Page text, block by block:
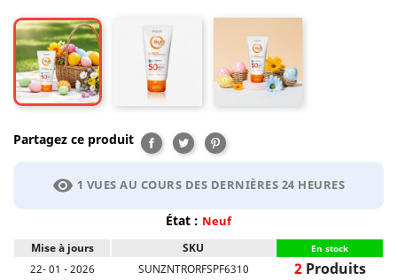
Partagez ce produit Partager
TweetPinterest
visibility 1 VUES AU COURS DES DERNIÈRES 24 HEURES
État : Neuf
Mise à jours SKU En stock
22- 01 - 2026 SUNZNTRORFSPF6310 2Produits